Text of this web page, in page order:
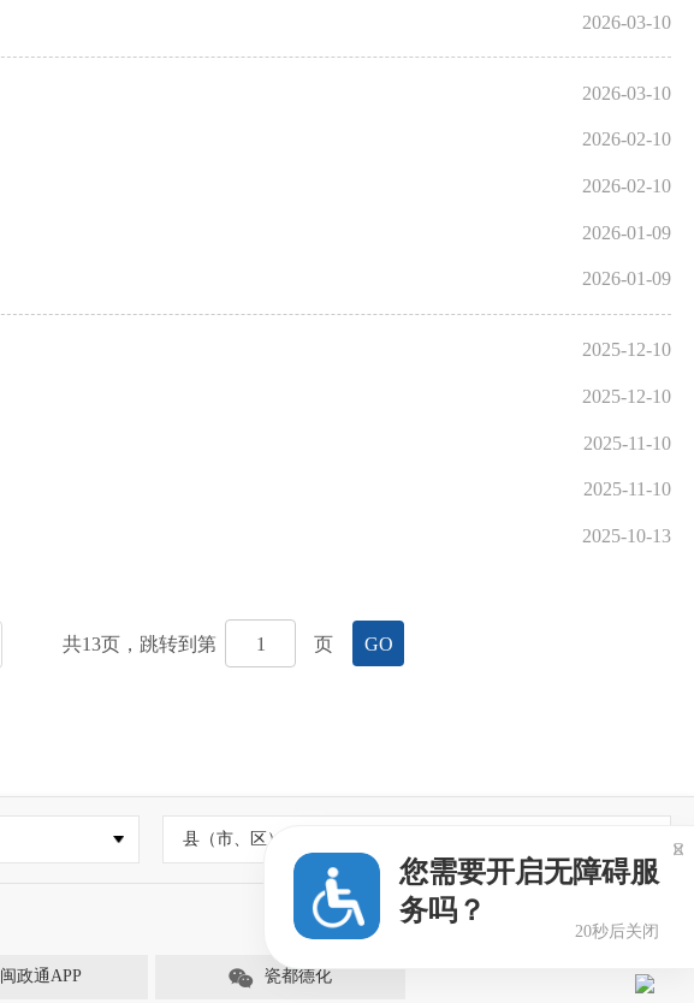
2026-03-10
2026-03-10
2026-02-10
2026-02-10
2026-01-09
2026-01-09
2025-12-10
2025-12-10
2025-11-10
2025-11-10
2025-10-13
共13页，跳转到第 页 GO
县（市、区）政府网站
闽政通APP 瓷都德化
您需要开启无障碍服
务吗？
19秒后关闭
